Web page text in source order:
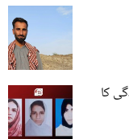
کا